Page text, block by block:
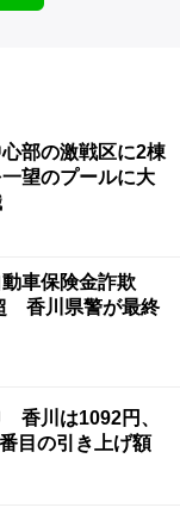
部の激戦区に2棟
望のプールに大
動車保険金詐欺
香川県警が最終
香川は1092円、
目の引き上げ額